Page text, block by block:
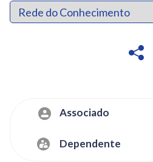
Associado
Dependente